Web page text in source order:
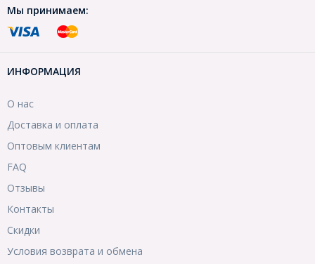
Мы принимаем:
ИНФОРМАЦИЯ
О нас
Доставка и оплата
Оптовым клиентам
FAQ
Отзывы
Контакты
Скидки
Условия возврата и обмена